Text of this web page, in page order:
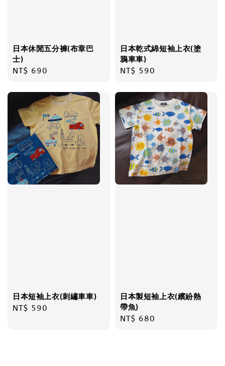
日本休閒五分褲(布章巴
士)
Regular
NT$ 690
日本乾式綿短袖上衣(塗
鴉車車)
Regular
NT$ 590
日本短袖上衣(刺繡車車)
Regular
NT$ 590
日本製短袖上衣(繽紛熱
帶魚)
Regular
NT$ 680